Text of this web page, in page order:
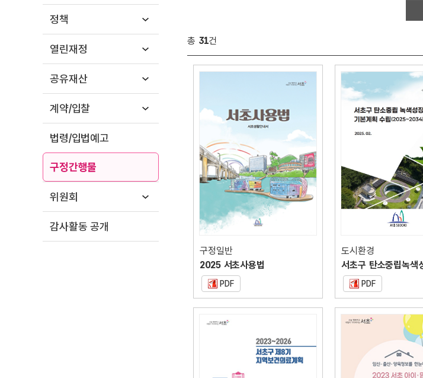
정책
열린재정
공유재산
계약/입찰
법령/입법예고
구정간행물
위원회
감사활동 공개
총 31건
구정일반
2025 서초사용법
PDF
도시환경
PDF